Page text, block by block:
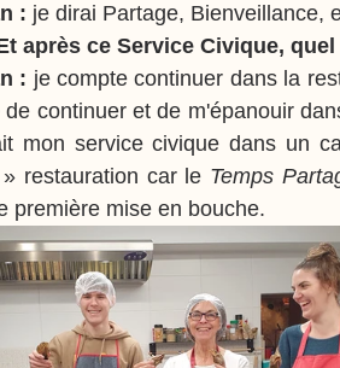
: je dirai Partage, Bienveillance,
après ce Service Civique,
: je compte continuer dans la
de continuer et de m'épanouir
mon service civique dans un
restauration car le Temps
première mise en bouche.